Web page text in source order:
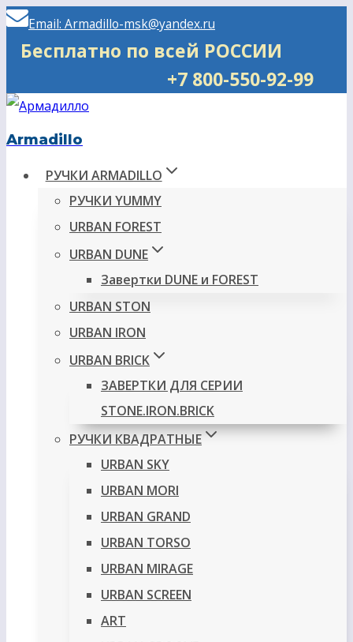
Перейти
Email: Armadillo-msk@yandex.ru
Бесплатно по всей РОССИИ
+7 800-550-92-99
Armadillo
РУЧКИ ARMADILLO
РУЧКИ YUMMY
URBAN FOREST
URBAN DUNE
Завертки DUNE и FOREST
URBAN STON
URBAN IRON
URBAN BRICK
ЗАВЕРТКИ ДЛЯ СЕРИИ
STONE.IRON.BRICK
РУЧКИ КВАДРАТНЫЕ
URBAN SKY
URBAN MORI
URBAN GRAND
URBAN TORSO
URBAN MIRAGE
URBAN SCREEN
ART